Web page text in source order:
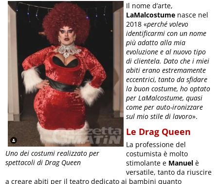
Uno dei costumi realizzato per
spettacoli di Drag Queen
Il nome d’arte,
LaMalcostume nasce nel
2018 «perché volevo
identificarmi con un nome
più adatto alla mia
evoluzione e al nuovo tipo
di clientela. Dato che i miei
abiti erano estremamente
eccentrici, tanto da sfidare
la buon costume, ho optato
per LaMalcostume, quasi
come per auto-ironizzare
sul mio stile di lavoro».
Le Drag Queen
La professione del
costumista è molto
stimolante e Manuel è
versatile, tanto da riuscire
a creare abiti per il teatro dedicato ai bambini quanto